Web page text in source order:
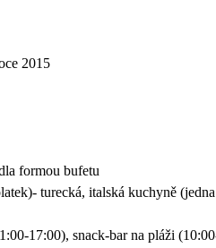
2015
formou bufetu
turecká, italská kuchyně
17:00), snack-bar na pláži